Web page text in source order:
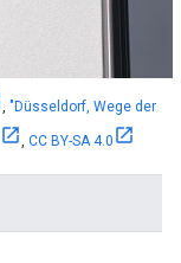
"Düsseldorf, Wege der
CC BY-SA 4.0